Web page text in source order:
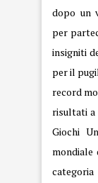
dopo un
per
insigniti
per il
record
risultati a
Giochi
mondiale